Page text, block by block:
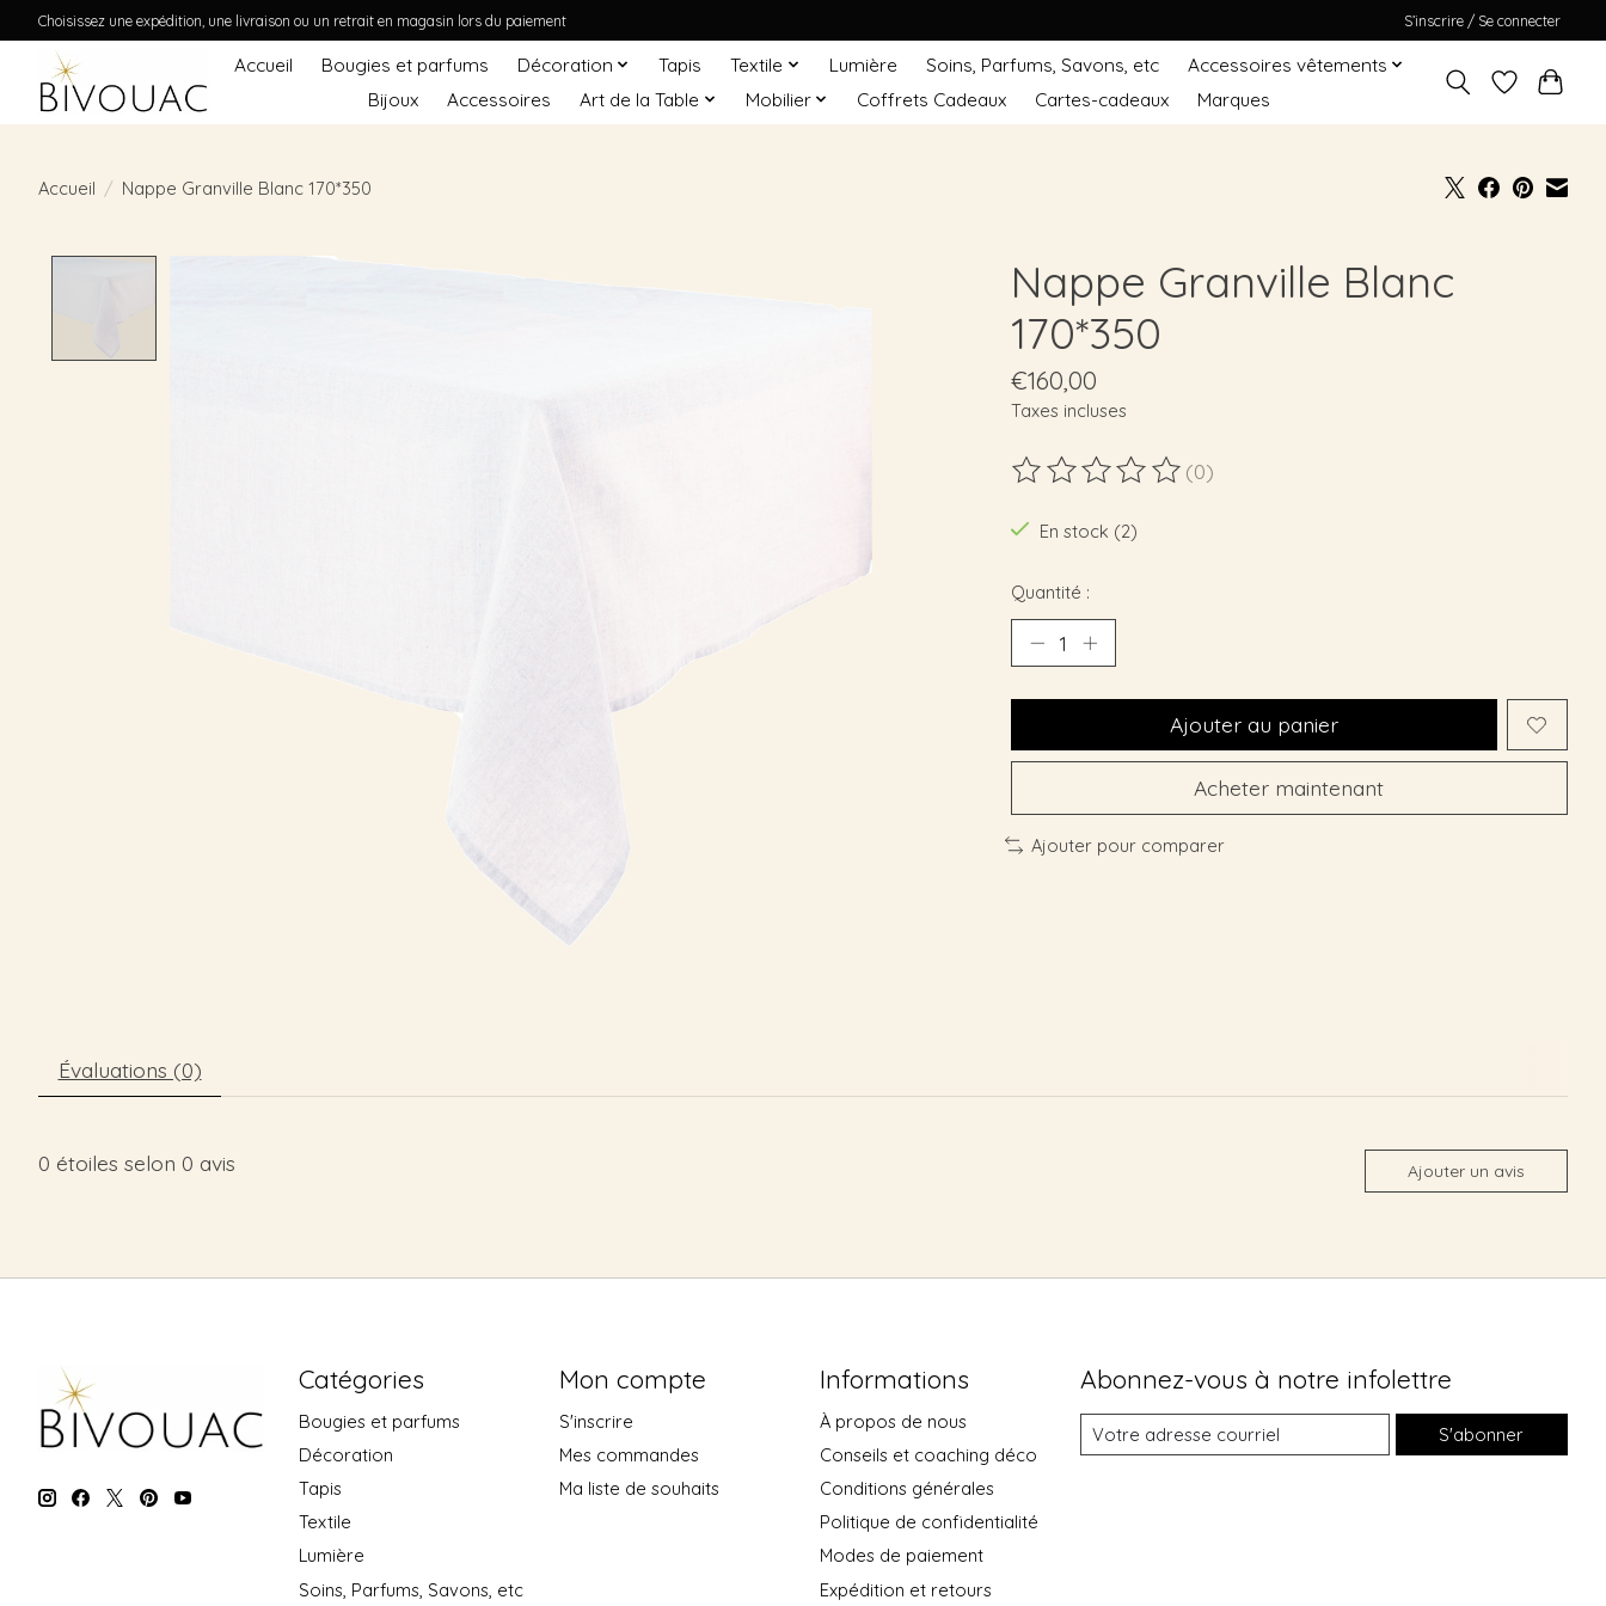
Choisissez une expédition, une livraison ou un retrait en magasin lors du paiement S’inscrire / Se connecter
Accueil Bougies et parfums Décoration Tapis Textile Lumière Soins, Parfums, Savons, etc
Accessoires vêtements
Bijoux
Accessoires Art de la Table Mobilier Coffrets Cadeaux Cartes-cadeaux Marques
Accueil / Nappe Granville Blanc 170*350
Nappe Granville Blanc
170*350
€160,00
Taxes incluses
Ce produit est évalué à
(0)
En stock (2)
Quantité :
Ajouter au panier
Acheter maintenant
Ajouter pour comparer
Évaluations (0)
0 étoiles selon 0 avis Ajouter un avis
Catégories
Bougies et parfums
Décoration
Tapis
Textile
Lumière
Soins, Parfums, Savons, etc
Mon compte
S'inscrire
Mes commandes
Ma liste de souhaits
Informations
À propos de nous
Conseils et coaching déco
Conditions générales
Politique de confidentialité
Modes de paiement
Expédition et retours
Abonnez-vous à notre infolettre
S'abonner